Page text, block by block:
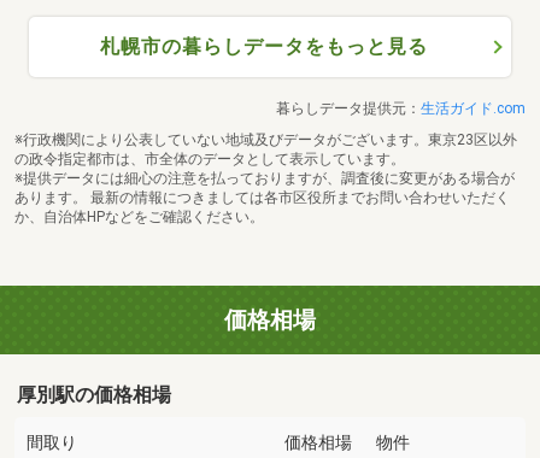
札幌市の暮らしデータをもっと見る
暮らしデータ提供元： 生活ガイド.com
※行政機関により公表していない地域及びデータがございます。東京23区以外
の政令指定都市は、市全体のデータとして表示しています。
※提供データには細心の注意を払っておりますが、調査後に変更がある場合が
あります。 最新の情報につきましては各市区役所までお問い合わせいただく
か、自治体HPなどをご確認ください。
価格相場
厚別駅の価格相場
間取り 価格相場 物件